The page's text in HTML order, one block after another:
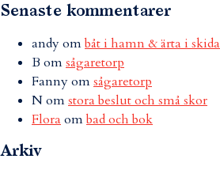
Senaste kommentarer
andyombåt i hamn & ärta i skida
B omsågaretorp
Fannyomsågaretorp
Nomstora beslut och små skor
Flora ombad och bok
Arkiv